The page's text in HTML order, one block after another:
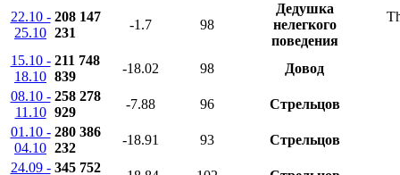
22.10 -
25.10
208 147
231
-1.7 98
Дедушка
нелегкого
поведения
15.10 -
18.10
211 748
839
-18.02 98
Довод
08.10 -
11.10
258 278
929
-7.88 96
Стрельцов
01.10 -
04.10
280 386
232
-18.91 93
Стрельцов
24.09 - 345 752